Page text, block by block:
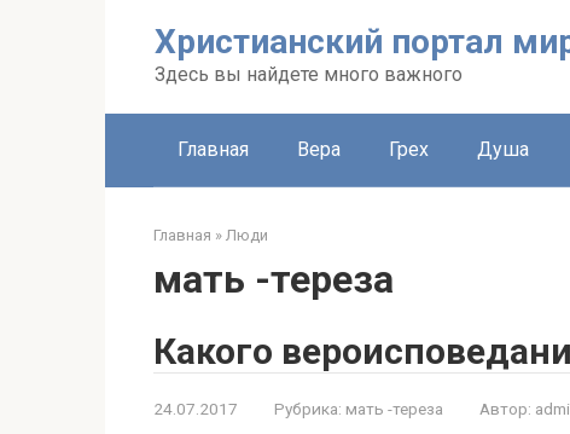
Христианский портал
Здесь вы найдете много важного
Главная Вера Грех Душа
Главная » Люди
мать -тереза
Какого
24.07.2017 Рубрика: мать -тереза Автор: